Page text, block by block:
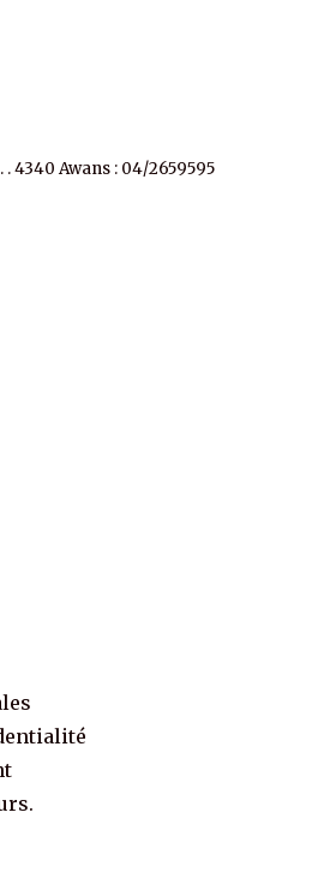
. 4340 Awans : 04/2659595